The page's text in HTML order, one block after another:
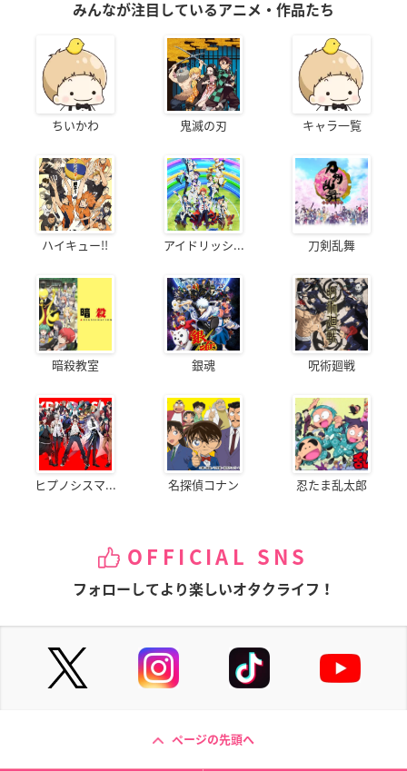
みんなが注目しているアニメ・作品たち
ちいかわ 鬼滅の刃 キャラ一覧
ハイキュー!! アイドリッシ... 刀剣乱舞
暗殺教室 銀魂 呪術廻戦
ヒプノシスマ... 名探偵コナン 忍たま乱太郎
OFFICIAL SNS
フォローしてより楽しいオタクライフ！
ページの先頭へ